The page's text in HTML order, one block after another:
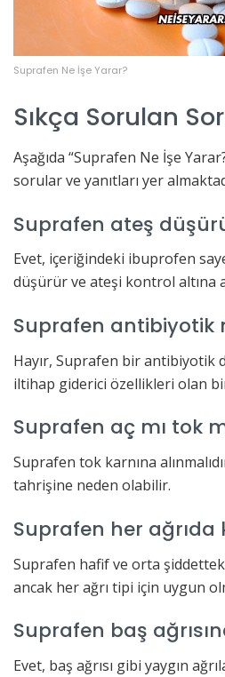
Suprafen Ne İşe Yarar?
Sıkça Sorulan
Aşağıda “Suprafen Ne İşe
sorular ve yanıtları yer
Suprafen ateş
Evet, içeriğindeki ibuprofen
düşürür ve ateşi kontrol altına
Suprafen antibiyotik
Hayır, Suprafen bir antibiyotik
iltihap giderici özellikleri olan
Suprafen aç mı tok
Suprafen tok karnına
tahrişine neden olabilir.
Suprafen her ağrıda
Suprafen hafif ve orta
ancak her ağrı tipi için uygun
Suprafen baş
Evet, baş ağrısı gibi yaygın